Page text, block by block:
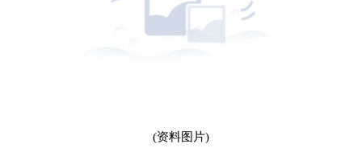
(资料图片)